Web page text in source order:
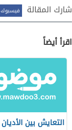
شارك المقالة فيسبوك
اقرأ أيضاً
التعايش بين الأديان